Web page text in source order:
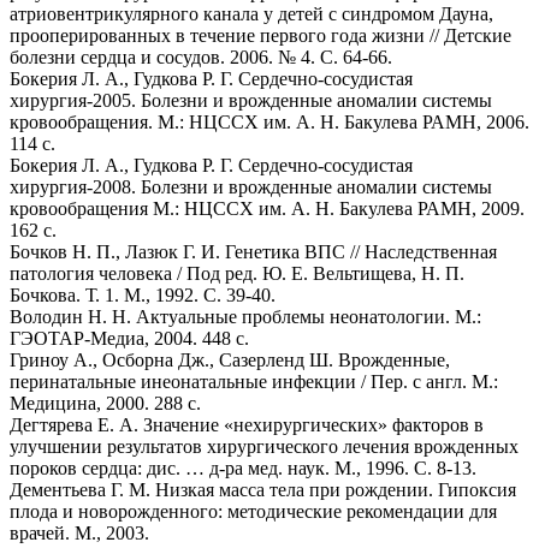
атриовентрикулярного канала у детей с синдромом Дауна,
прооперированных в течение первого года жизни // Детские
болезни сердца и сосудов. 2006. № 4. С. 64-66.
Бокерия Л. А., Гудкова Р. Г. Сердечно-сосудистая
хирургия-2005. Болезни и врожденные аномалии системы
кровообращения. М.: НЦССХ им. А. Н. Бакулева РАМН, 2006.
114 с.
Бокерия Л. А., Гудкова Р. Г. Сердечно-сосудистая
хирургия-2008. Болезни и врожденные аномалии системы
кровообращения М.: НЦССХ им. А. Н. Бакулева РАМН, 2009.
162 с.
Бочков Н. П., Лазюк Г. И. Генетика ВПС // Наследственная
патология человека / Под ред. Ю. Е. Вельтищева, Н. П.
Бочкова. Т. 1. М., 1992. С. 39-40.
Володин Н. Н. Актуальные проблемы неонатологии. М.:
ГЭОТАР-Медиа, 2004. 448 с.
Гриноу А., Осборна Дж., Сазерленд Ш. Врожденные,
перинатальные инеонатальные инфекции / Пер. с англ. М.:
Медицина, 2000. 288 с.
Дегтярева Е. А. Значение «нехирургических» факторов в
улучшении результатов хирургического лечения врожденных
пороков сердца: дис. … д-ра мед. наук. М., 1996. С. 8-13.
Дементьева Г. М. Низкая масса тела при рождении. Гипоксия
плода и новорожденного: методические рекомендации для
врачей. М., 2003.